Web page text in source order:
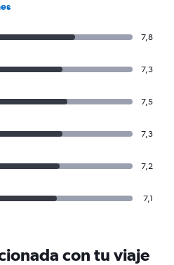
7,8
7,3
7,5
7,3
7,2
7,1
con tu viaje